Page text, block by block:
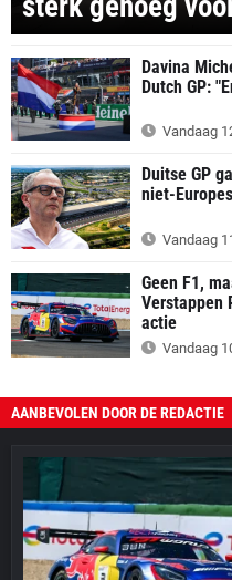
Davina
Dutch GP:
Vandaag
Duitse GP
niet-
Vandaag
Geen F1,
Verstappen
actie
Vandaag
AANBEVOLEN DOOR DE REDACTIE